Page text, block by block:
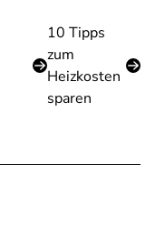
10 Tipps
zum
Heizkosten
sparen